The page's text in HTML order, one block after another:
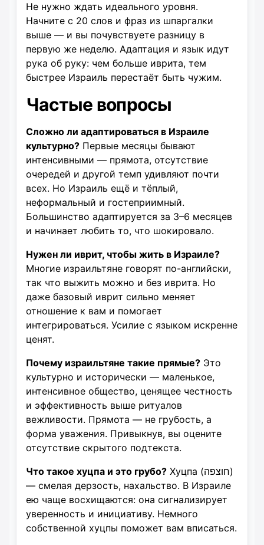
Не нужно ждать идеального уровня.
Начните с 20 слов и фраз из шпаргалки
выше — и вы почувствуете разницу в
первую же неделю. Адаптация и язык идут
рука об руку: чем больше иврита, тем
быстрее Израиль перестаёт быть чужим.
Частые вопросы
Сложно ли адаптироваться в Израиле
культурно? Первые месяцы бывают
интенсивными — прямота, отсутствие
очередей и другой темп удивляют почти
всех. Но Израиль ещё и тёплый,
неформальный и гостеприимный.
Большинство адаптируется за 3–6 месяцев
и начинает любить то, что шокировало.
Нужен ли иврит, чтобы жить в Израиле?
Многие израильтяне говорят по-английски,
так что выжить можно и без иврита. Но
даже базовый иврит сильно меняет
отношение к вам и помогает
интегрироваться. Усилие с языком искренне
ценят.
Почему израильтяне такие прямые? Это
культурно и исторически — маленькое,
интенсивное общество, ценящее честность
и эффективность выше ритуалов
вежливости. Прямота — не грубость, а
форма уважения. Привыкнув, вы оцените
отсутствие скрытого подтекста.
Что такое хуцпа и это грубо? Хуцпа (חוצפה)
— смелая дерзость, нахальство. В Израиле
ею чаще восхищаются: она сигнализирует
уверенность и инициативу. Немного
собственной хуцпы поможет вам вписаться.